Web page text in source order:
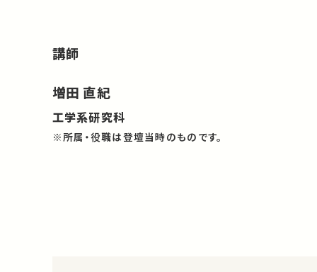
講師
増田 直紀
工学系研究科
※所属・役職は登壇当時のものです。